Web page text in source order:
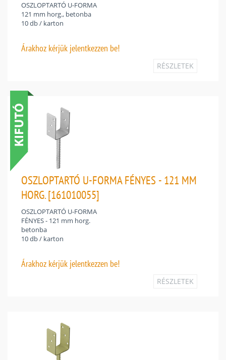
OSZLOPTARTÓ U-FORMA
121 mm horg., betonba
10 db / karton
Árakhoz kérjük jelentkezzen be!
RÉSZLETEK
OSZLOPTARTÓ U-FORMA FÉNYES - 121 MM
HORG. [161010055]
OSZLOPTARTÓ U-FORMA
FÉNYES - 121 mm horg.
betonba
10 db / karton
Árakhoz kérjük jelentkezzen be!
RÉSZLETEK